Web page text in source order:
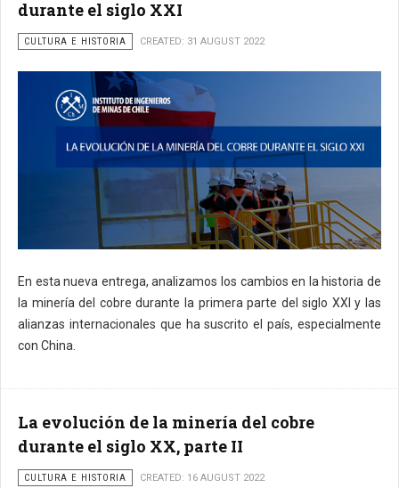
durante el siglo XXI
CULTURA E HISTORIA CREATED: 31 AUGUST 2022
En esta nueva entrega, analizamos los cambios en la historia de
la minería del cobre durante la primera parte del siglo XXI y las
alianzas internacionales que ha suscrito el país, especialmente
con China.
La evolución de la minería del cobre
durante el siglo XX, parte II
CULTURA E HISTORIA CREATED: 16 AUGUST 2022